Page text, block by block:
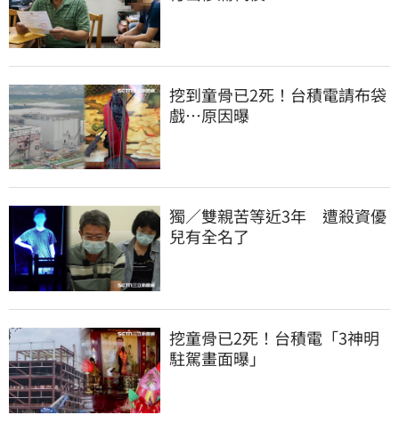
挖到童骨已2死！台積電請布袋
戲…原因曝
獨／雙親苦等近3年　遭殺資優
兒有全名了
挖童骨已2死！台積電「3神明
駐駕畫面曝」